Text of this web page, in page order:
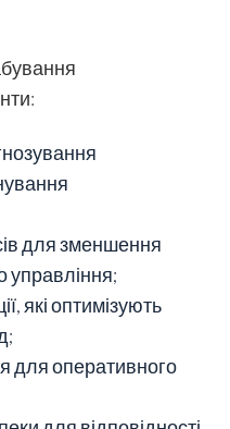
для зменшення
управління;
які оптимізують
для оперативного